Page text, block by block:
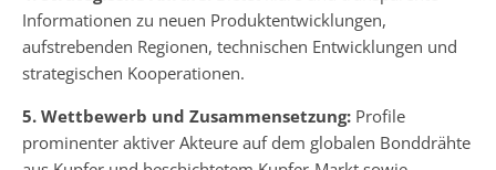
Informationen zu neuen Produktentwicklungen,
aufstrebenden Regionen, technischen Entwicklungen und
strategischen Kooperationen.
5. Wettbewerb und Zusammensetzung: Profile
prominenter aktiver Akteure auf dem globalen Bonddrähte